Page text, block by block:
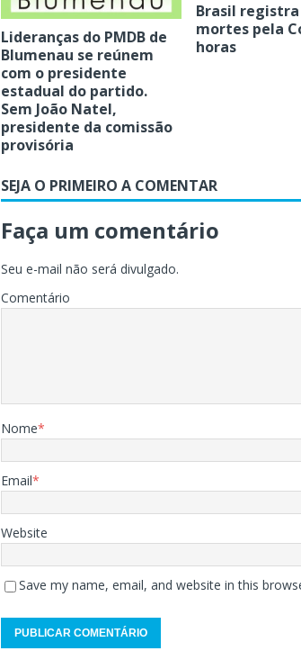
Lideranças do PMDB de
Blumenau se reúnem
com o presidente
estadual do partido.
Sem João Natel,
presidente da comissão
provisória
Brasil registra
mortes pela
horas
SEJA O PRIMEIRO A COMENTAR
Faça um comentário
Seu e-mail não será divulgado.
Comentário
Nome*
Email*
Website
Save my name, email, and website in this